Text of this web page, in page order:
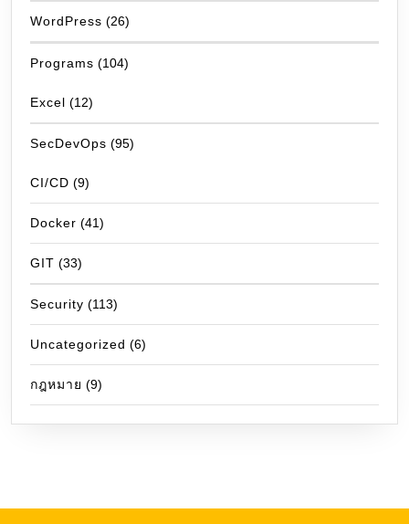
WordPress (26)
Programs (104)
Excel (12)
SecDevOps (95)
CI/CD (9)
Docker (41)
GIT (33)
Security (113)
Uncategorized (6)
กฎหมาย (9)